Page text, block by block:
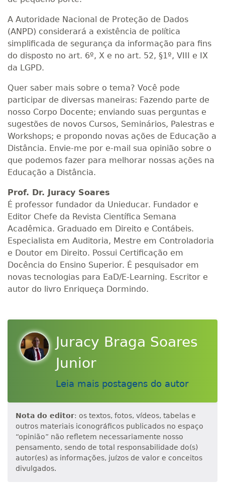
A Autoridade Nacional de Proteção de Dados
(ANPD) considerará a existência de política
simplificada de segurança da informação para fins
do disposto no art. 6º, X e no art. 52, §1º, VIII e IX
da LGPD.
Quer saber mais sobre o tema? Você pode
participar de diversas maneiras: Fazendo parte de
nosso Corpo Docente; enviando suas perguntas e
sugestões de novos Cursos, Seminários, Palestras e
Workshops; e propondo novas ações de Educação a
Distância. Envie-me por e-mail sua opinião sobre o
que podemos fazer para melhorar nossas ações na
Educação a Distância.
Prof. Dr. Juracy Soares
É professor fundador da Unieducar. Fundador e
Editor Chefe da Revista Científica Semana
Acadêmica. Graduado em Direito e Contábeis.
Especialista em Auditoria, Mestre em Controladoria
e Doutor em Direito. Possui Certificação em
Docência do Ensino Superior. É pesquisador em
novas tecnologias para EaD/E-Learning. Escritor e
autor do livro Enriqueça Dormindo.
Juracy Braga Soares
Junior
Leia mais postagens do autor
Nota do editor: os textos, fotos, vídeos, tabelas e
outros materiais iconográficos publicados no espaço
“opinião” não refletem necessariamente nosso
pensamento, sendo de total responsabilidade do(s)
autor(es) as informações, juízos de valor e conceitos
divulgados.